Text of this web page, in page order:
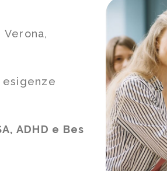
ADHD e Bes